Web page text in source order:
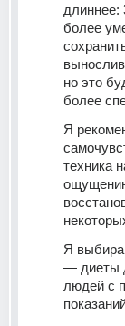
длиннее:
более
но это
более
Я
техника
Я
— диеты
людей с